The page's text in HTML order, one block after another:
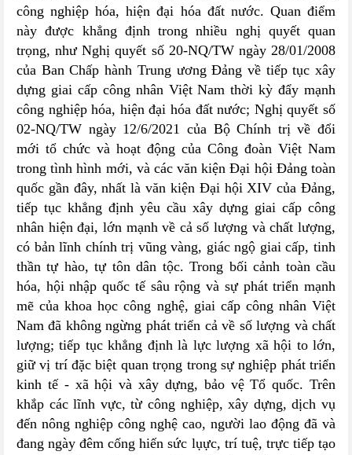
công nghiệp hóa, hiện đại hóa đất nước. Quan điểm
này được khẳng định trong nhiều nghị quyết quan
trọng, như Nghị quyết số 20-NQ/TW ngày 28/01/2008
của Ban Chấp hành Trung ương Đảng về tiếp tục xây
dựng giai cấp công nhân Việt Nam thời kỳ đẩy mạnh
công nghiệp hóa, hiện đại hóa đất nước; Nghị quyết số
02-NQ/TW ngày 12/6/2021 của Bộ Chính trị về đổi
mới tổ chức và hoạt động của Công đoàn Việt Nam
trong tình hình mới, và các văn kiện Đại hội Đảng toàn
quốc gần đây, nhất là văn kiện Đại hội XIV của Đảng,
tiếp tục khẳng định yêu cầu xây dựng giai cấp công
nhân hiện đại, lớn mạnh về cả số lượng và chất lượng,
có bản lĩnh chính trị vũng vàng, giác ngộ giai cấp, tinh
thần tự hào, tự tôn dân tộc. Trong bối cảnh toàn cầu
hóa, hội nhập quốc tế sâu rộng và sự phát triển mạnh
mẽ của khoa học công nghệ, giai cấp công nhân Việt
Nam đã không ngừng phát triển cả về số lượng và chất
lượng; tiếp tục khẳng định là lực lượng xã hội to lớn,
giữ vị trí đặc biệt quan trọng trong sự nghiệp phát triển
kinh tế - xã hội và xây dựng, bảo vệ Tổ quốc. Trên
khắp các lĩnh vực, từ công nghiệp, xây dựng, dịch vụ
đến nông nghiệp công nghệ cao, người lao động đã và
đang ngày đêm cống hiến sức lụực, trí tuệ, trực tiếp tạo